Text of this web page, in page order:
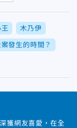
木乃伊
發生的時間？
獲網友喜愛，在全